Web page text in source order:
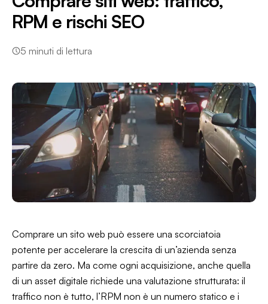
RPM e rischi SEO
5 minuti di lettura
Comprare un sito web può essere una scorciatoia
potente per accelerare la crescita di un’azienda senza
partire da zero. Ma come ogni acquisizione, anche quella
di un asset digitale richiede una valutazione strutturata: il
traffico non è tutto, l’RPM non è un numero statico e i